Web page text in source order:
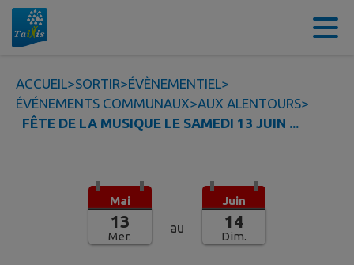
Contenu
ACCUEIL>SORTIR>ÉVÈNEMENTIEL>
ÉVÉNEMENTS COMMUNAUX>AUX ALENTOURS>
FÊTE DE LA MUSIQUE LE SAMEDI 13 JUIN ...
Mai
13
Mer.
au
Juin
14
Dim.